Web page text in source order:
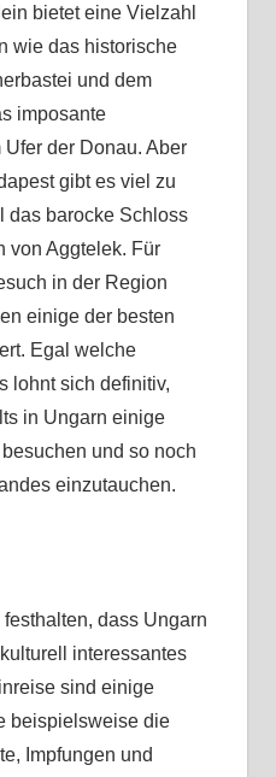
bietet eine Vielzahl
wie das historische
und dem
imposante
der Donau. Aber
gibt es viel zu
das barocke Schloss
von Aggtelek. Für
in der Region
einige der besten
Egal welche
lohnt sich definitiv,
in Ungarn einige
und so noch
einzutauchen.
dass Ungarn
interessantes
sind einige
beispielsweise die
Impfungen und